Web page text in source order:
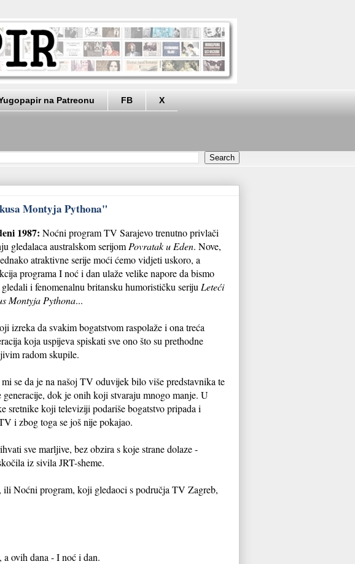
na Patreonu FB X
Montyja Pythona"
1987: Noćni program TV Sarajevo trenutno privlači
gledalaca australskom serijom Povratak u Eden. Nove,
atraktivne serije moći ćemo vidjeti uskoro, a
programa I noć i dan ulaže velike napore da bismo
i fenomenalnu britansku humorističku seriju Leteći
Montyja Pythona...
izreka da svakim bogatstvom raspolaže i ona treća
koja uspijeva spiskati sve ono što su prethodne
radom skupile.
se da je na našoj TV oduvijek bilo više predstavnika te
generacije, dok je onih koji stvaraju mnogo manje. U
sretnike koji televiziji podariše bogatstvo pripada i
i zbog toga se još nije pokajao.
sve marljive, bez obzira s koje strane dolaze -
iz sivila JRT-sheme.
Noćni program, koji gledaoci s područja TV Zagreb,
ovih dana - I noć i dan.